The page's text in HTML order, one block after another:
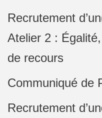
Recrutement
Atelier 2 :
de recours
Communiqué de
Recrutement